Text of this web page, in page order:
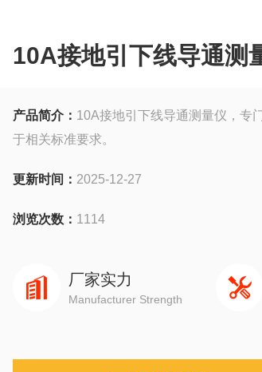
10A接地引下线导通测
产品简介： 10A接地引下线导通测量仪，专
于相关标准要求。
更新时间： 2025-12-27
浏览次数： 1114
厂家实力
Manufacturer Strength